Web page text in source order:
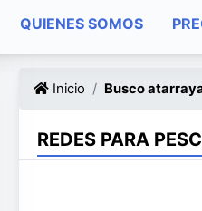
QUIENES SOMOS
Inicio Busco
REDES PARA